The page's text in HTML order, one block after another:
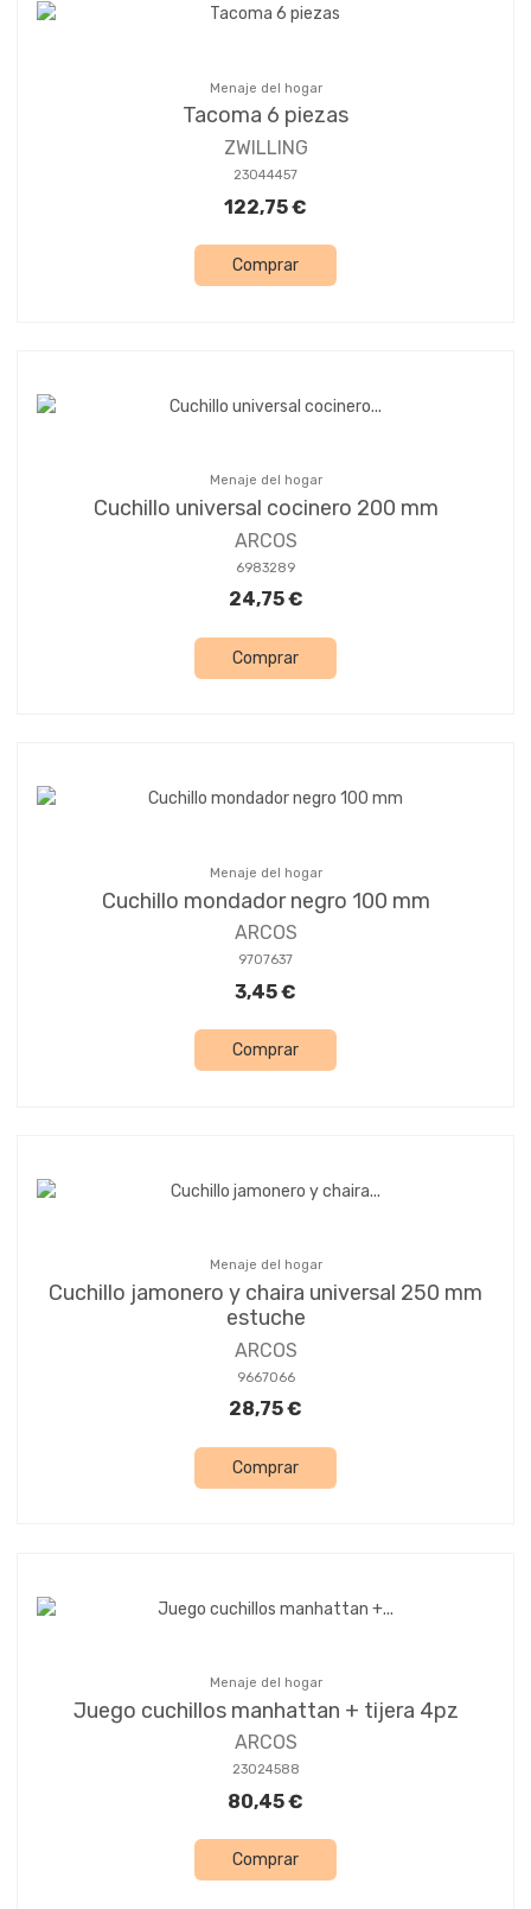
Menaje del hogar
Tacoma 6 piezas
ZWILLING
23044457
122,75 €
Comprar
Menaje del hogar
Cuchillo universal cocinero 200 mm
ARCOS
6983289
24,75 €
Comprar
Menaje del hogar
Cuchillo mondador negro 100 mm
ARCOS
9707637
3,45 €
Comprar
Menaje del hogar
Cuchillo jamonero y chaira universal 250 mm
estuche
ARCOS
9667066
28,75 €
Comprar
Menaje del hogar
Juego cuchillos manhattan + tijera 4pz
ARCOS
23024588
80,45 €
Comprar